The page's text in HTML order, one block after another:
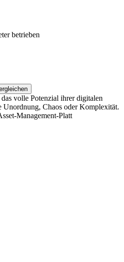
betrieben
volle Potenzial ihrer digitalen
Unordnung, Chaos oder Komplexität.
Management-Platt